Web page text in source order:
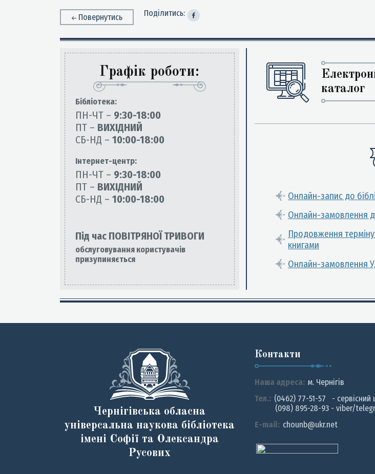
Повернутись Поділитись:
Графік роботи:
Бiблiотека:
ПН-ЧТ – 9:30-18:00
ПТ – ВИХІДНИЙ
СБ-НД – 10:00-18:00
Інтернет-центр:
ПН-ЧТ – 9:30-18:00
ПТ – ВИХІДНИЙ
СБ-НД – 10:00-18:00
Під час ПОВІТРЯНОЇ ТРИВОГИ
обслуговування користувачів
призупиняється
каталог
Онлайн-запис до
Онлайн-замовлення
Продовження
книгами
Онлайн-замовлення
Чернігівська обласна
універсальна наукова бібліотека
імені Софії та Олександра
Русових
Контакти
Наша адреса: м. Чернiгiв
Тел.: (0462) 77-51-57 - сервісний
(098) 895-28-93 - viber/
E-mail: chounb@ukr.net